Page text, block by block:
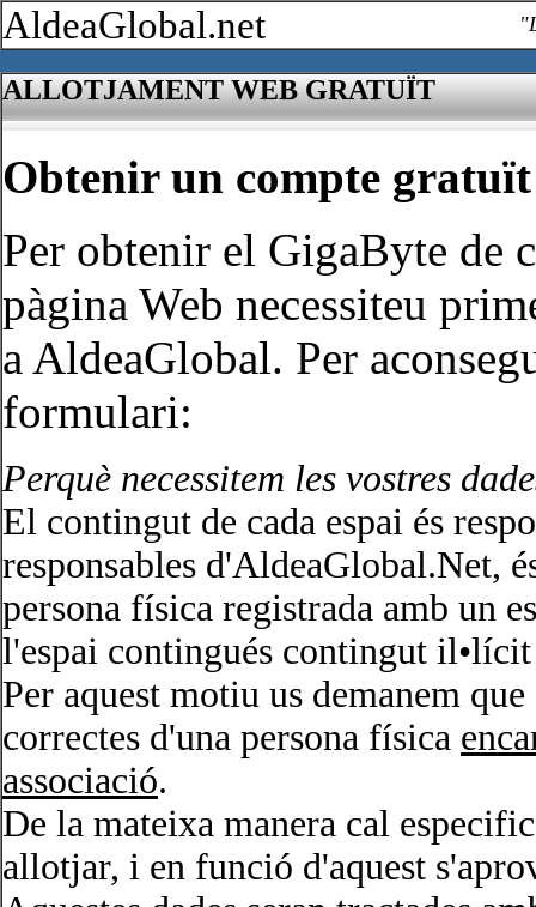
AldeaGlobal.net
ALLOTJAMENT WEB GRATUÏT
Obtenir un compte
Per obtenir el GigaByte de
pàgina Web necessiteu
a AldeaGlobal. Per
formulari:
Perquè necessitem les vostres
El contingut de cada espai és
responsables d'AldeaGlobal.Net,
persona física registrada amb un
l'espai contingués contingut
Per aquest motiu us demanem
correctes d'una persona física
associació.
De la mateixa manera cal
allotjar, i en funció d'aquest